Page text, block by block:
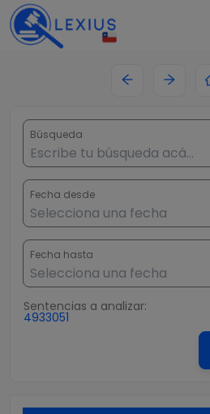
Búsqueda
Fecha desde
Fecha hasta
Sentencias a analizar:
4933051